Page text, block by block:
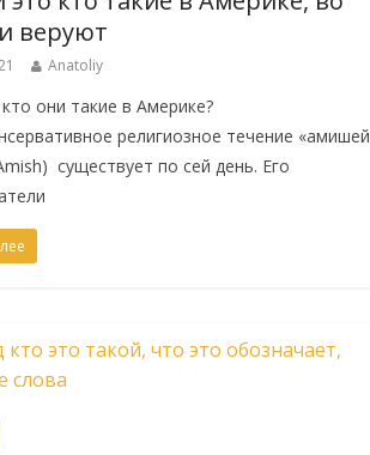
веруют
Anatoliy
они такие в Америке?
религиозное течение
существует по сей день. Его